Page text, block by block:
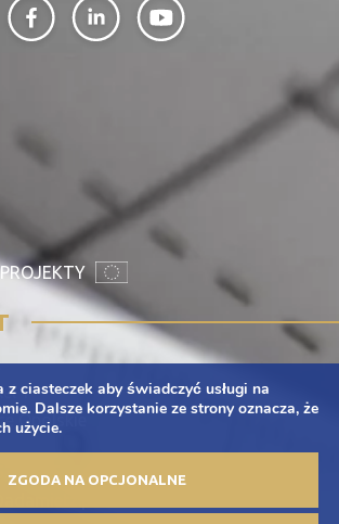
1
Opolskie
00 65
z ciasteczek aby świadczyć usługi na
Dalsze korzystanie ze strony oznacza, że
użycie.
ZGODA NA OPCJONALNE